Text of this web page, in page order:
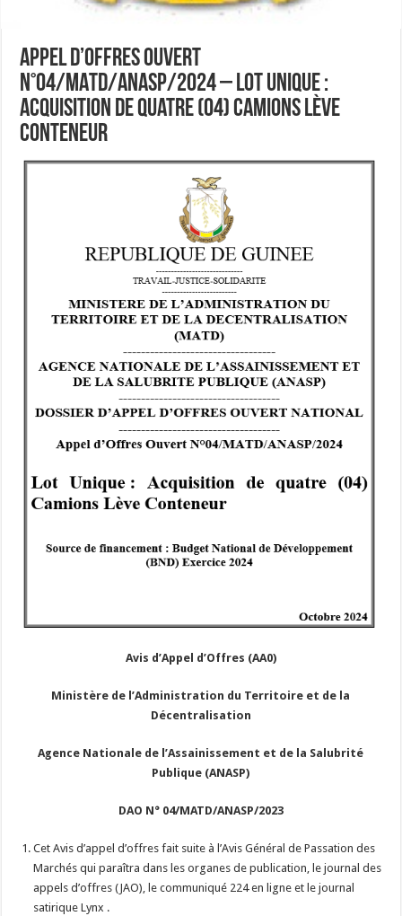
Appel d’Offres Ouvert
N°04/MATD/ANASP/2024 – Lot Unique :
Acquisition de quatre (04) Camions Lève
Conteneur
Avis d’Appel d’Offres (AA0)
Ministère de l’Administration du Territoire et de la
Décentralisation
Agence Nationale de l’Assainissement et de la Salubrité
Publique (ANASP)
DAO N° 04/MATD/ANASP/2023
Cet Avis d’appel d’offres fait suite à l’Avis Général de Passation des
Marchés qui paraîtra dans les organes de publication, le journal des
appels d’offres (JAO), le communiqué 224 en ligne et le journal
satirique Lynx .